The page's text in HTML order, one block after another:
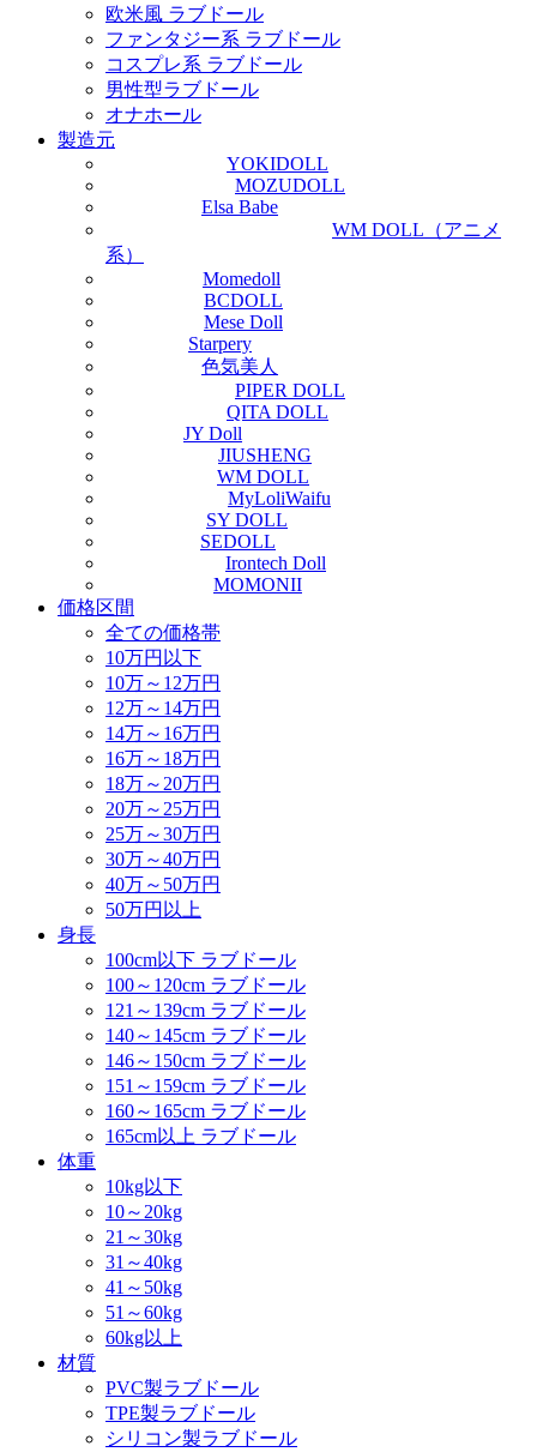
欧米風 ラブドール
ファンタジー系 ラブドール
コスプレ系 ラブドール
男性型ラブドール
オナホール
製造元
YOKIDOLL
MOZUDOLL
Elsa Babe
WM DOLL（アニメ
系）
Momedoll
BCDOLL
Mese Doll
Starpery
色気美人
PIPER DOLL
QITA DOLL
JY Doll
JIUSHENG
WM DOLL
MyLoliWaifu
SY DOLL
SEDOLL
Irontech Doll
MOMONII
価格区間
全ての価格帯
10万円以下
10万～12万円
12万～14万円
14万～16万円
16万～18万円
18万～20万円
20万～25万円
25万～30万円
30万～40万円
40万～50万円
50万円以上
身長
100cm以下 ラブドール
100～120cm ラブドール
121～139cm ラブドール
140～145cm ラブドール
146～150cm ラブドール
151～159cm ラブドール
160～165cm ラブドール
165cm以上 ラブドール
体重
10kg以下
10～20kg
21～30kg
31～40kg
41～50kg
51～60kg
60kg以上
材質
PVC製ラブドール
TPE製ラブドール
シリコン製ラブドール